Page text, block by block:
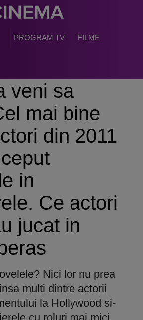
PROGRAM TV FILME
veni sa
mai bine
din 2011
in
Ce actori
jucat in
Nici lor nu prea
multi dintre actorii
la Hollywood si-
cu roluri mai mici